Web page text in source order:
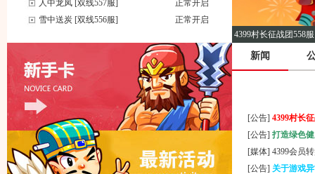
正常开启
人中龙凤 [双线557服]
正常开启
雪中送炭 [双线556服]
4399村长征战团558服
新闻
[公告] 4399村长
[公告] 打造绿色
[媒体] 4399会员
[公告] 关于游戏